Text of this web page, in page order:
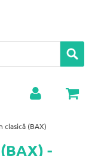
clasică (BAX)
-